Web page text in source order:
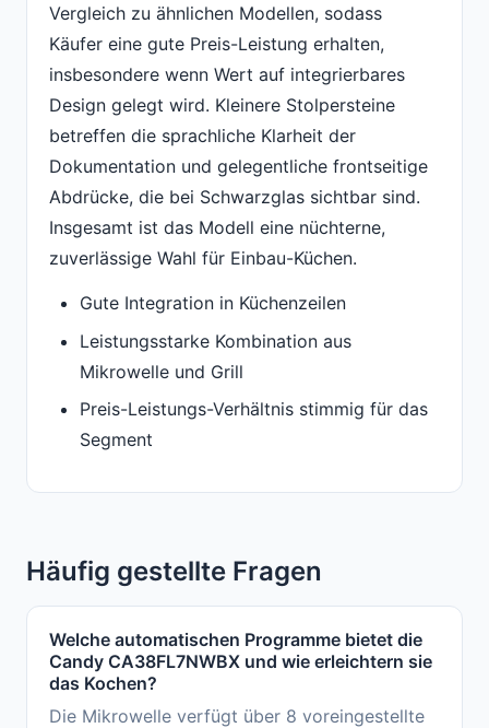
Vergleich zu ähnlichen Modellen, sodass
Käufer eine gute Preis-Leistung erhalten,
insbesondere wenn Wert auf integrierbares
Design gelegt wird. Kleinere Stolpersteine
betreffen die sprachliche Klarheit der
Dokumentation und gelegentliche frontseitige
Abdrücke, die bei Schwarzglas sichtbar sind.
Insgesamt ist das Modell eine nüchterne,
zuverlässige Wahl für Einbau-Küchen.
Gute Integration in Küchenzeilen
Leistungsstarke Kombination aus
Mikrowelle und Grill
Preis-Leistungs-Verhältnis stimmig für das
Segment
Häufig gestellte Fragen
Welche automatischen Programme bietet die
Candy CA38FL7NWBX und wie erleichtern sie
das Kochen?
Die Mikrowelle verfügt über 8 voreingestellte